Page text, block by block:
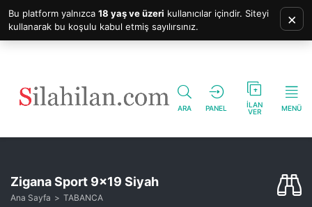
ARA PANEL
İLAN
VER
MENÜ
Zigana Sport 9×19 Siyah
Ana Sayfa TABANCA
Bu platform yalnızca 18 yaş ve üzeri kullanıcılar içindir. Siteyi
kullanarak bu koşulu kabul etmiş sayılırsınız.
×